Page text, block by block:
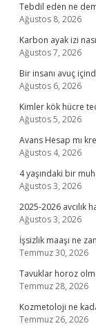
Tebdil eden ne
Ağustos 8, 2026
Karbon ayak izi
Ağustos 7, 2026
Bir insanı avuç
Ağustos 6, 2026
Kimler kök hücre
Ağustos 5, 2026
Avans Hesap mı
Ağustos 4, 2026
4 yaşındaki bir
Ağustos 3, 2026
2025-2026 avcılık
Ağustos 3, 2026
İşsizlik maaşı ne
Temmuz 30, 2026
Tavuklar horoz
Temmuz 28, 2026
Kozmetoloji ne
Temmuz 26, 2026